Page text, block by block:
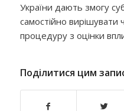
України дають змогу
самостійно вирішувати
процедуру з оцінки
Поділитися цим